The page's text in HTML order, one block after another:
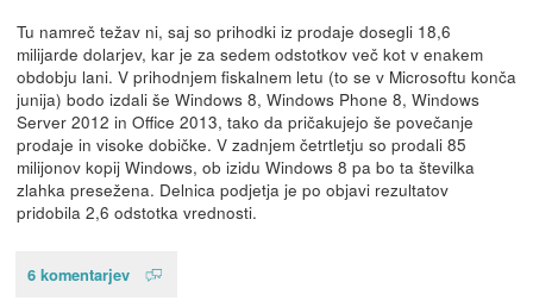
Tu namreč težav ni, saj so prihodki iz prodaje dosegli 18,6
milijarde dolarjev, kar je za sedem odstotkov več kot v enakem
obdobju lani. V prihodnjem fiskalnem letu (to se v Microsoftu konča
junija) bodo izdali še Windows 8, Windows Phone 8, Windows
Server 2012 in Office 2013, tako da pričakujejo še povečanje
prodaje in visoke dobičke. V zadnjem četrtletju so prodali 85
milijonov kopij Windows, ob izidu Windows 8 pa bo ta številka
zlahka presežena. Delnica podjetja je po objavi rezultatov
pridobila 2,6 odstotka vrednosti.
6 komentarjev